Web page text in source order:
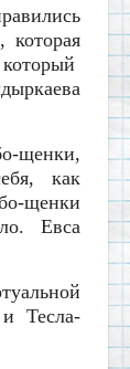
которая
щенки,
как
щенки
Евса
и Тесла-